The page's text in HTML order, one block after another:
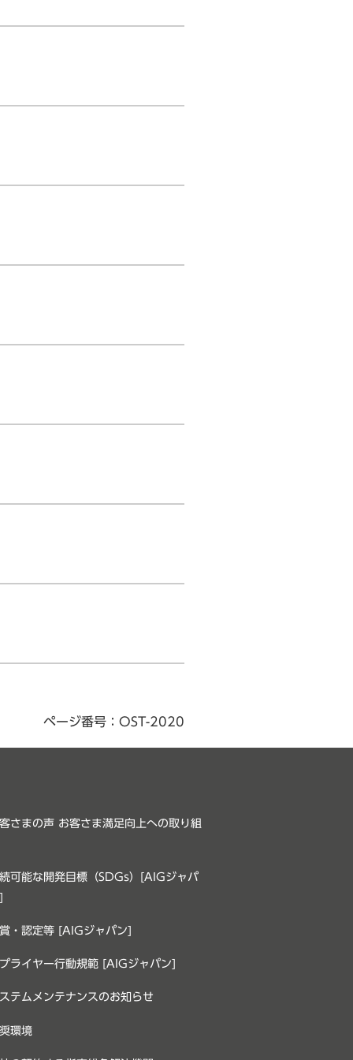
ページ番号：OST-2020
さまの声 お客さま満足向上への取り組
可能な開発目標（SDGs）[AIGジャパ
・認定等 [AIGジャパン]
ライヤー行動規範 [AIGジャパン]
テムメンテナンスのお知らせ
環境